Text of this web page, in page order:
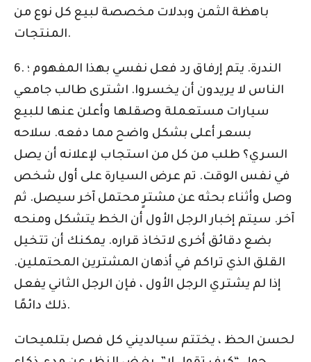
باهظة الثمن وبدلات مخصصة لبيع كل نوع من
المنتجات.
6. الندرة. يتم إرفاق رد فعل نفسي بهذا المفهوم ؛
الناس لا يريدون أن يخسروا. اشترى طالب جامعي
سيارات مستعملة وصقلها وأعلن عنها للبيع
بسعر أعلى بشكل واضح مما دفعه. سلاحه
السري؟ طلب من كل من استجاب لإعلانه أن يصل
في نفس الوقت. تم عرض السيارة على أول شخص
وصل وأثناء بحثه عن مشترٍ محتمل آخر سيصل. ثم
آخر. سيتم إخبار الرجل الأول أن الخط يتشكل ومنحه
بضع دقائق أخرى لاتخاذ قراره. يمكنك أن تتخيل
القلق الذي تراكم في أذهان المشترين المحتملين.
إذا لم يشتري الرجل الأول ، فإن الرجل الثاني يفعل
ذلك دائمًا.
لحسن الحظ ، يختتم سيالديني كل فصل بتلميحات